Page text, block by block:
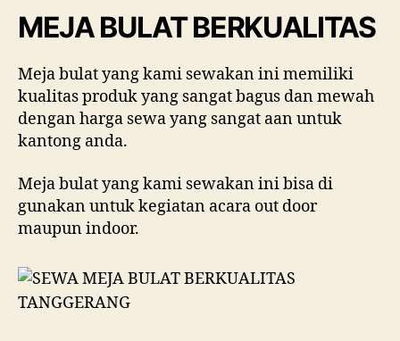
MEJA BULAT BERKUALITAS
Meja bulat yang kami sewakan ini memiliki
kualitas produk yang sangat bagus dan mewah
dengan harga sewa yang sangat aan untuk
kantong anda.
Meja bulat yang kami sewakan ini bisa di
gunakan untuk kegiatan acara out door
maupun indoor.